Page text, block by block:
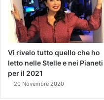
Vi rivelo tutto quello che ho
letto nelle Stelle e nei Pianeti
per il 2021
20 Novembre 2020